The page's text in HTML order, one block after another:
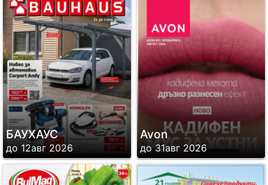
БАУХАУС
до 12авг 2026
Avon
до 31авг 2026